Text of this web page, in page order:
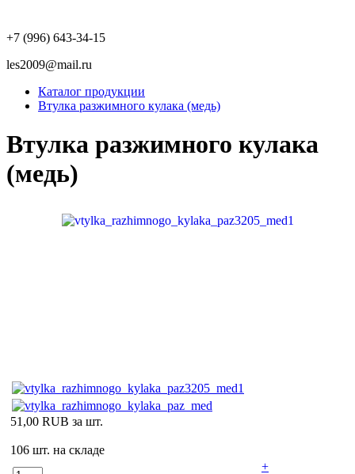
+7 (996) 643-34-15
les2009@mail.ru
Каталог продукции
Втулка разжимного кулака (медь)
Втулка разжимного кулака
(медь)
51,00 RUB за шт.
106 шт. на складе
+